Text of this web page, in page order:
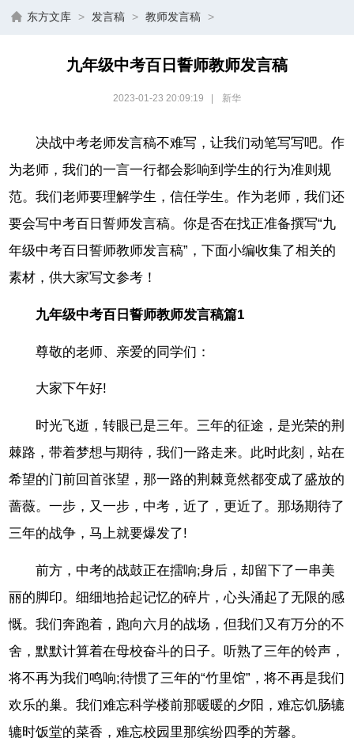
东方文库 > 发言稿 > 教师发言稿 >
九年级中考百日誓师教师发言稿
2023-01-23 20:09:19 新华
决战中考老师发言稿不难写，让我们动笔写写吧。作
为老师，我们的一言一行都会影响到学生的行为准则规
范。我们老师要理解学生，信任学生。作为老师，我们还
要会写中考百日誓师发言稿。你是否在找正准备撰写“九
年级中考百日誓师教师发言稿”，下面小编收集了相关的
素材，供大家写文参考！
九年级中考百日誓师教师发言稿篇1
尊敬的老师、亲爱的同学们：
大家下午好!
时光飞逝，转眼已是三年。三年的征途，是光荣的荆
棘路，带着梦想与期待，我们一路走来。此时此刻，站在
希望的门前回首张望，那一路的荆棘竟然都变成了盛放的
蔷薇。一步，又一步，中考，近了，更近了。那场期待了
三年的战争，马上就要爆发了!
前方，中考的战鼓正在擂响;身后，却留下了一串美
丽的脚印。细细地拾起记忆的碎片，心头涌起了无限的感
慨。我们奔跑着，跑向六月的战场，但我们又有万分的不
舍，默默计算着在母校奋斗的日子。听熟了三年的铃声，
将不再为我们鸣响;待惯了三年的“竹里馆”，将不再是我们
欢乐的巢。我们难忘科学楼前那暖暖的夕阳，难忘饥肠辘
辘时饭堂的菜香，难忘校园里那缤纷四季的芳馨。